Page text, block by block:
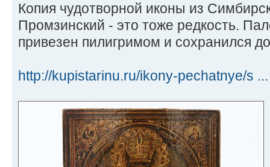
Копия чудотворной иконы из
Промзинский - это тоже редкость.
привезен пилигримом и сохранился
http://kupistarinu.ru/ikony-pechatnye/s